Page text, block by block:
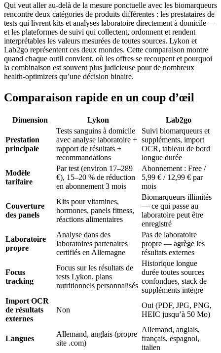
Qui veut aller au-delà de la mesure ponctuelle avec les biomarqueurs
rencontre deux catégories de produits différentes : les prestataires de
tests qui livrent kits et analyses laboratoire directement à domicile —
et les plateformes de suivi qui collectent, ordonnent et rendent
interprétables les valeurs mesurées de toutes sources. Lykon et
Lab2go représentent ces deux mondes. Cette comparaison montre
quand chaque outil convient, où les offres se recoupent et pourquoi
la combinaison est souvent plus judicieuse pour de nombreux
health-optimizers qu’une décision binaire.
Comparaison rapide en un coup d’œil
Dimension Lykon Lab2go
Prestation
principale
Tests sanguins à domicile
avec analyse laboratoire +
rapport de résultats +
recommandations
Suivi biomarqueurs et
suppléments, import
OCR, tableau de bord
longue durée
Modèle
tarifaire
Par test (environ 17–289
€), 15–20 % de réduction
en abonnement 3 mois
Abonnement : Free /
5,99 € / 12,99 € par
mois
Couverture
des panels
Kits pour vitamines,
hormones, panels fitness,
réactions alimentaires
Biomarqueurs illimités
— ce qui passe au
laboratoire peut être
enregistré
Laboratoire
propre
Analyse dans des
laboratoires partenaires
certifiés en Allemagne
Pas de laboratoire
propre — agrège les
résultats externes
Focus
tracking
Focus sur les résultats de
tests Lykon, plans
nutritionnels personnalisés
Historique longue
durée toutes sources
confondues, stack de
suppléments intégré
Import OCR
de résultats
externes
Non
Oui (PDF, JPG, PNG,
HEIC jusqu’à 50 Mo)
Langues
Allemand, anglais (propre
site .com)
Allemand, anglais,
français, espagnol,
italien